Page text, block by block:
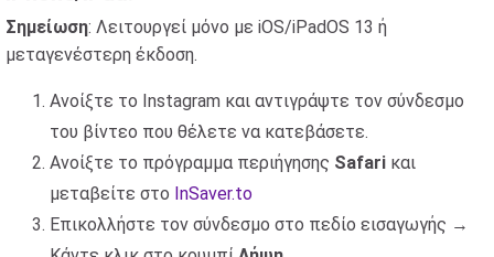
Σημείωση: Λειτουργεί μόνο με iOS/iPadOS 13 ή
μεταγενέστερη έκδοση.
Ανοίξτε το Instagram και αντιγράψτε τον σύνδεσμο
του βίντεο που θέλετε να κατεβάσετε.
Ανοίξτε το πρόγραμμα περιήγησης Safari και
μεταβείτε στο InSaver.to
Επικολλήστε τον σύνδεσμο στο πεδίο εισαγωγής →